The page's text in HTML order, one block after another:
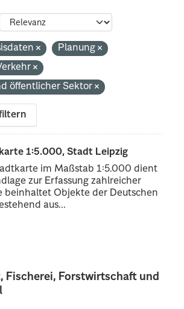
Fischerei, Forstwirtschaft und
Planung
öffentlicher Sektor
1:5.000, Stadt Leipzig
im Maßstab 1:5.000 dient
zur Erfassung zahlreicher
beinhaltet Objekte der Deutschen
aus...